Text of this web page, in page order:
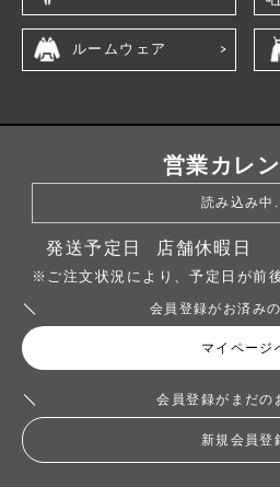
ルームウェア
営業カレ
読み込み中
発送予定日 店舗休暇日
※ご注文状況により、予定日が前
会員登録がお済み
マイページ
会員登録がまだの
新規会員登